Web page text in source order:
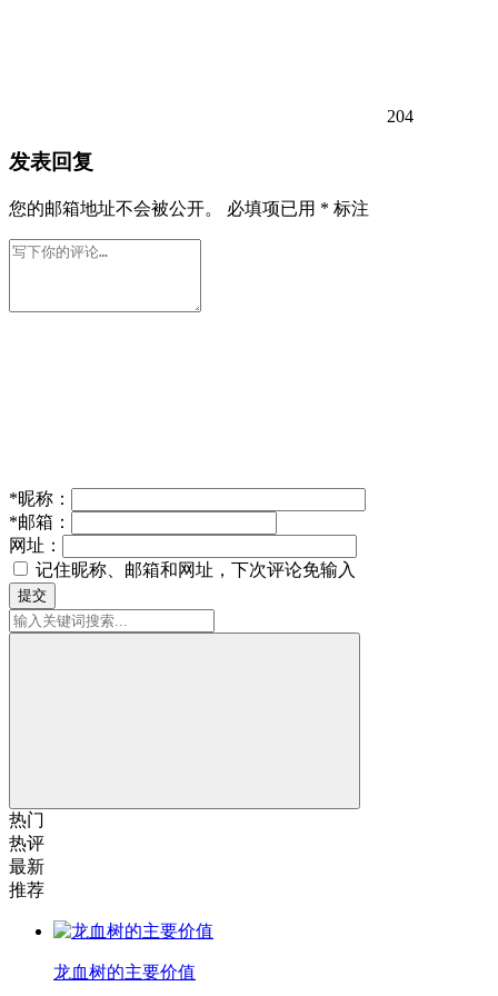
204
发表回复
您的邮箱地址不会被公开。 必填项已用 * 标注
*昵称：
*邮箱：
网址：
记住昵称、邮箱和网址，下次评论免输入
提交
热门
热评
最新
推荐
龙血树的主要价值